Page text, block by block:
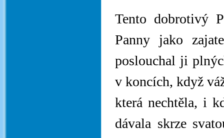
Tento dobrotivý
Panny jako
poslouchal ji
v koncích, když
která nechtěla, i
dávala skrze